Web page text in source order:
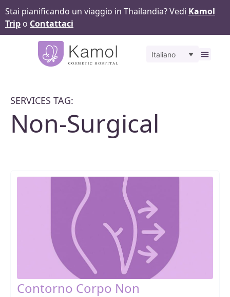
Stai pianificando un viaggio in Thailandia? Vedi Kamol
Trip o Contattaci
Italiano
SERVICES TAG:
Non-Surgical
Contorno Corpo Non